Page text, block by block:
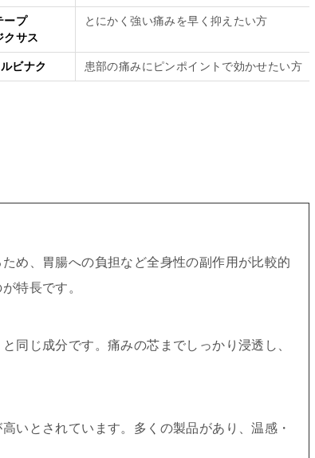
ープ
クサス
とにかく強い痛みを早く抑えたい方
ビナク 患部の痛みにピンポイントで効かせたい方
め、胃腸への負担など全身性の副作用が比較的
特長です。
同じ成分です。痛みの芯までしっかり浸透し、
いとされています。多くの製品があり、温感・